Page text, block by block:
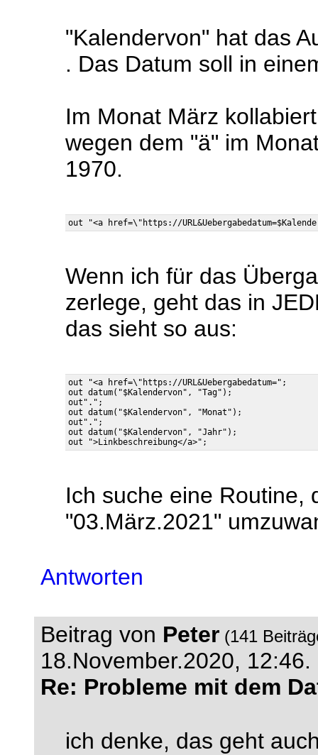
"Kalendervon" hat das
. Das Datum soll in
Im Monat März
wegen dem "ä" im
1970.
Wenn ich für das
zerlege, geht das in
das sieht so aus:
out "<a href=\"https://URL&Uebergabedatum=";
out datum("$Kalendervon", "Tag");
out".";
out datum("$Kalendervon", "Monat");
out".";
out datum("$Kalendervon", "Jahr");
Ich suche eine Routine,
"03.März.2021"
Antworten
Beitrag von Peter (141
18.November.2020, 12:46.
Re: Probleme mit dem
ich denke, das geht